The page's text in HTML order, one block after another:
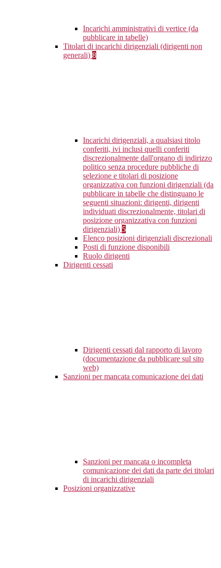
Incarichi amministrativi di vertice (da
pubblicare in tabelle)
Titolari di incarichi dirigenziali (dirigenti non
generali) 8
Incarichi dirigenziali, a qualsiasi titolo
conferiti, ivi inclusi quelli conferiti
discrezionalmente dall'organo di indirizzo
politico senza procedure pubbliche di
selezione e titolari di posizione
organizzativa con funzioni dirigenziali (da
pubblicare in tabelle che distinguano le
seguenti situazioni: dirigenti, dirigenti
individuati discrezionalmente, titolari di
posizione organizzativa con funzioni
dirigenziali) 5
Elenco posizioni dirigenziali discrezionali
Posti di funzione disponibili
Ruolo dirigenti
Dirigenti cessati
Dirigenti cessati dal rapporto di lavoro
(documentazione da pubblicare sul sito
web)
Sanzioni per mancata comunicazione dei dati
Sanzioni per mancata o incompleta
comunicazione dei dati da parte dei titolari
di incarichi dirigenziali
Posizioni organizzative